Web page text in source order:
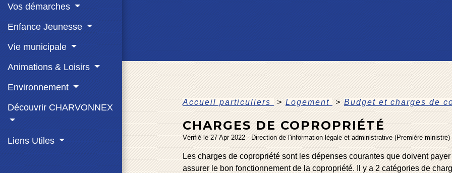
Vos démarches
Enfance Jeunesse
Vie municipale
Animations & Loisirs
Environnement
Découvrir CHARVONNEX
Liens Utiles
Accueil particuliers > Logement > Budget et charges de
CHARGES DE COPROPRIÉTÉ
Vérifié le 27 Apr 2022 - Direction de l'information légale et administrative (Première ministre)
Les charges de copropriété sont les dépenses courantes que doivent
assurer le bon fonctionnement de la copropriété. Il y a 2 catégories de